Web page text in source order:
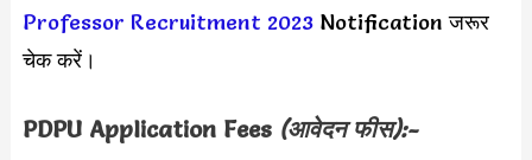
Professor Recruitment 2023Notification जरूर
चेक करें।
PDPU Application Fees (आवेदन फीस):-